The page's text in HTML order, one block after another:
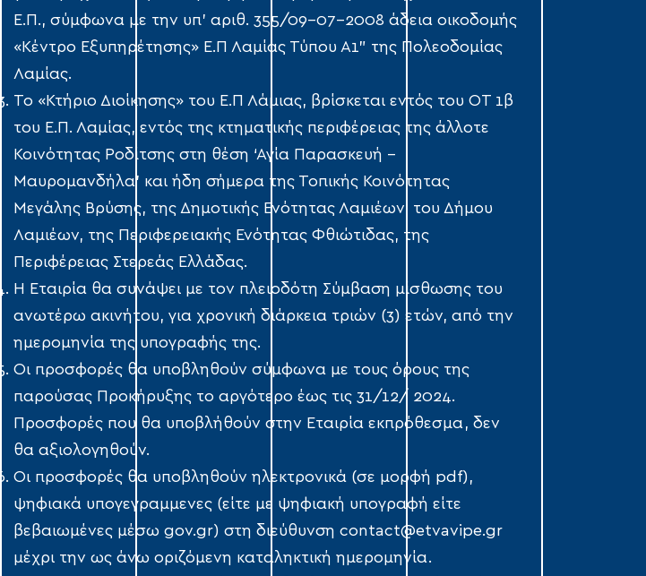
Ε.Π., σύμφωνα με την υπ’ αριθ. 355/09-07-2008 άδεια οικοδομής
«Κέντρο Εξυπηρέτησης» Ε.Π Λαμίας Τύπου Α1” της Πολεοδομίας
Λαμίας.
Το «Κτήριο Διοίκησης» του Ε.Π Λάμιας, βρίσκεται εντός του ΟΤ 1β
του Ε.Π. Λαμίας, εντός της κτηματικής περιφέρειας της άλλοτε
Κοινότητας Ροδίτσης στη θέση ‘Αγία Παρασκευή –
Μαυρομανδήλα’ και ήδη σήμερα της Τοπικής Κοινότητας
Μεγάλης Βρύσης, της Δημοτικής Ενότητας Λαμιέων, του Δήμου
Λαμιέων, της Περιφερειακής Ενότητας Φθιώτιδας, της
Περιφέρειας Στερεάς Ελλάδας.
Η Εταιρία θα συνάψει με τον πλειοδότη Σύμβαση μίσθωσης του
ανωτέρω ακινήτου, για χρονική διάρκεια τριών (3) ετών, από την
ημερομηνία της υπογραφής της.
Οι προσφορές θα υποβληθούν σύμφωνα με τους όρους της
παρούσας Προκήρυξης το αργότερο έως τις 31/12/ 2024.
Προσφορές που θα υποβλήθούν στην Εταιρία εκπρόθεσμα, δεν
θα αξιολογηθούν.
Οι προσφορές θα υποβληθούν ηλεκτρονικά (σε μορφή pdf),
ψηφιακά υπογεγραμμενες (είτε με ψηφιακή υπογραφή είτε
βεβαιωμένες μέσω gov.gr) στη διεύθυνση contact@etvavipe.gr
μέχρι την ως άνω οριζόμενη καταληκτική ημερομηνία.